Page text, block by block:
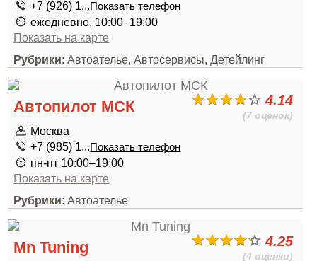
+7 (926) 1...Показать телефон
ежедневно, 10:00–19:00
Показать на карте
Рубрики: Автоателье, Автосервисы, Детейлинг
4.14
(7 оценок)
Автопилот МСК
Москва
+7 (985) 1...Показать телефон
пн-пт 10:00–19:00
Показать на карте
Рубрики: Автоателье
4.25
(4 оценки)
Mn Tuning